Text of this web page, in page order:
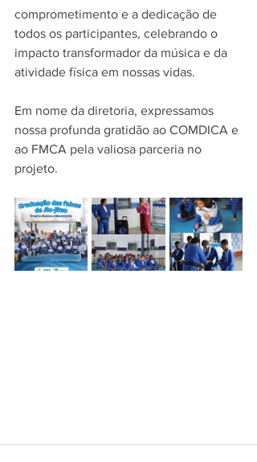
comprometimento e a dedicação de
todos os participantes, celebrando o
impacto transformador da música e da
atividade física em nossas vidas.
Em nome da diretoria, expressamos
nossa profunda gratidão ao COMDICA e
ao FMCA pela valiosa parceria no
projeto.